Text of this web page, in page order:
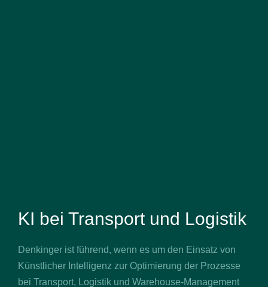
KI bei Transport und Logistik
Denkinger ist führend, wenn es um den Einsatz von
Künstlicher Intelligenz zur Optimierung der Prozesse
bei Transport, Logistik und Warehouse-Management